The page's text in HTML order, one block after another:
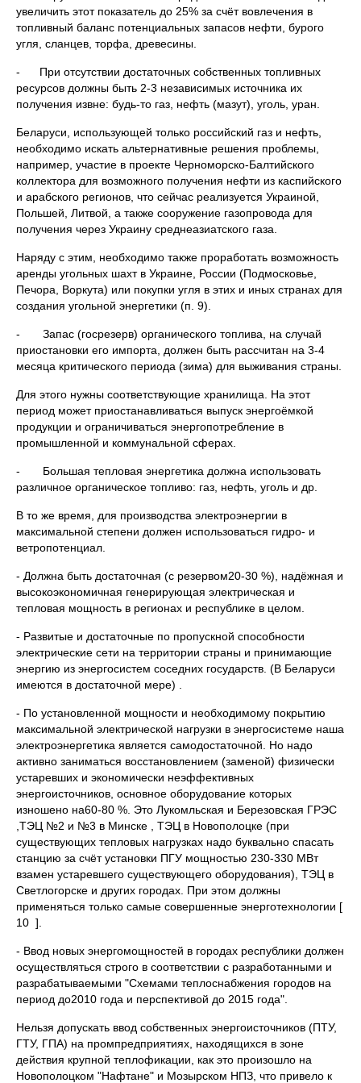
увеличить этот показатель до 25% за счёт вовлечения в
топливный баланс потенциальных запасов нефти, бурого
угля, сланцев, торфа, древесины.
- При отсутствии достаточных собственных топливных
ресурсов должны быть 2-3 независимых источника их
получения извне: будь-то газ, нефть (мазут), уголь, уран.
Беларуси, использующей только российский газ и нефть,
необходимо искать альтернативные решения проблемы,
например, участие в проекте Черноморско-Балтийского
коллектора для возможного получения нефти из каспийского
и арабского регионов, что сейчас реализуется Украиной,
Польшей, Литвой, а также сооружение газопровода для
получения через Украину среднеазиатского газа.
Наряду с этим, необходимо также проработать возможность
аренды угольных шахт в Украине, России (Подмосковье,
Печора, Воркута) или покупки угля в этих и иных странах для
создания угольной энергетики (п. 9).
- Запас (госрезерв) органического топлива, на случай
приостановки его импорта, должен быть рассчитан на 3-4
месяца критического периода (зима) для выживания страны.
Для этого нужны соответствующие хранилища. На этот
период может приостанавливаться выпуск энергоёмкой
продукции и ограничиваться энергопотребление в
промышленной и коммунальной сферах.
- Большая тепловая энергетика должна использовать
различное органическое топливо: газ, нефть, уголь и др.
В то же время, для производства электроэнергии в
максимальной степени должен использоваться гидро- и
ветропотенциал.
- Должна быть достаточная (с резервом20-30 %), надёжная и
высокоэкономичная генерирующая электрическая и
тепловая мощность в регионах и республике в целом.
- Развитые и достаточные по пропускной способности
электрические сети на территории страны и принимающие
энергию из энергосистем соседних государств. (В Беларуси
имеются в достаточной мере) .
- По установленной мощности и необходимому покрытию
максимальной электрической нагрузки в энергосистеме наша
электроэнергетика является самодостаточной. Но надо
активно заниматься восстановлением (заменой) физически
устаревших и экономически неэффективных
энергоисточников, основное оборудование которых
изношено на60-80 %. Это Лукомльская и Березовская ГРЭС
,ТЭЦ №2 и №3 в Минске , ТЭЦ в Новополоцке (при
существующих тепловых нагрузках надо буквально спасать
станцию за счёт установки ПГУ мощностью 230-330 МВт
взамен устаревшего существующего оборудования), ТЭЦ в
Светлогорске и других городах. При этом должны
применяться только самые совершенные энерготехнологии [
10 ].
- Ввод новых энергомощностей в городах республики должен
осуществляться строго в соответствии с разработанными и
разрабатываемыми "Схемами теплоснабжения городов на
период до2010 года и перспективой до 2015 года".
Нельзя допускать ввод собственных энергоисточников (ПТУ,
ГТУ, ГПА) на промпредприятиях, находящихся в зоне
действия крупной теплофикации, как это произошло на
Новополоцком "Нафтане" и Мозырском НПЗ, что привело к